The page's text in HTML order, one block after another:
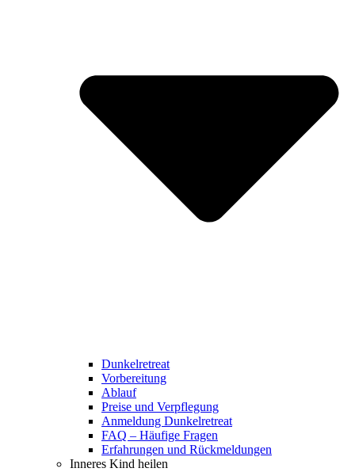
Dunkelretreat
Vorbereitung
Ablauf
Preise und Verpflegung
Anmeldung Dunkelretreat
FAQ – Häufige Fragen
Erfahrungen und Rückmeldungen
Inneres Kind heilen